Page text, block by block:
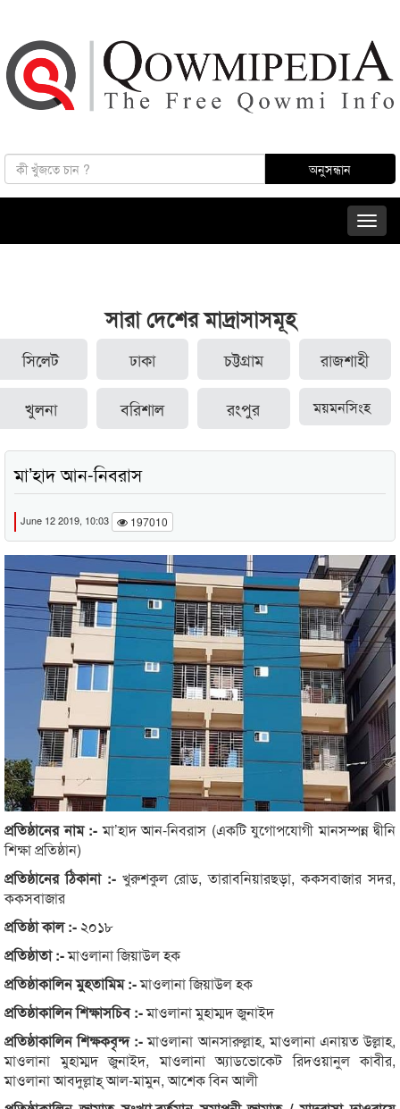
সারা দেশের মাদ্রাসাসমূহ
সিলেট ঢাকা চট্টগ্রাম রাজশাহী
খুলনা বরিশাল রংপুর ময়মনসিংহ
মা’হাদ আন-নিবরাস
June 12 2019, 10:03 197010
প্রতিষ্ঠানের নাম :-মা’হাদ আন-নিবরাস (একটি যুগোপযোগী মানসম্পন্ন দ্বীনি
শিক্ষা প্রতিষ্ঠান)
প্রতিষ্ঠানের ঠিকানা :- খুরুশকুল রোড, তারাবনিয়ারছড়া, ককসবাজার সদর,
ককসবাজার
প্রতিষ্ঠা কাল :- ২০১৮
প্রতিষ্ঠাতা :-মাওলানা জিয়াউল হক
প্রতিষ্ঠাকালিন মুহতামিম :-মাওলানা জিয়াউল হক
প্রতিষ্ঠাকালিন শিক্ষাসচিব :-মাওলানা মুহাম্মদ জুনাইদ
প্রতিষ্ঠাকালিন শিক্ষকবৃন্দ :-মাওলানা আনসারুল্লাহ, মাওলানা এনায়ত উল্লাহ,
মাওলানা মুহাম্মদ জুনাইদ, মাওলানা অ্যাডভোকেট রিদওয়ানুল কাবীর,
মাওলানা আবদুল্লাহ্ আল-মামুন, আশেক বিন আলী